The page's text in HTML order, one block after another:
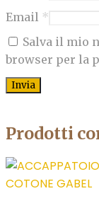
Email *
Salva il mio
browser per la
Prodotti